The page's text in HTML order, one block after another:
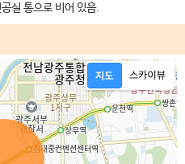
실 통으로 비어 있음.